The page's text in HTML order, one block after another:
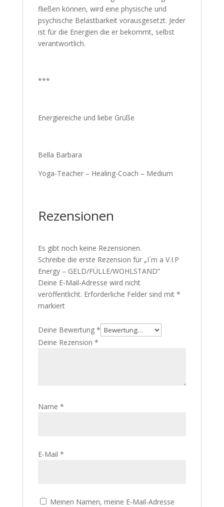
fließen können, wird eine physische und
psychische Belastbarkeit vorausgesetzt. Jeder
ist für die Energien die er bekommt, selbst
verantwortlich.
***
Energiereiche und liebe Grüße
Bella Barbara
Yoga-Teacher – Healing-Coach – Medium
Rezensionen
Es gibt noch keine Rezensionen.
Schreibe die erste Rezension für „I`m a V.I.P
Energy – GELD/FÜLLE/WOHLSTAND“
Deine E-Mail-Adresse wird nicht
veröffentlicht. Erforderliche Felder sind mit *
markiert
Deine Bewertung *
Deine Rezension *
Name *
E-Mail *
Meinen Namen, meine E-Mail-Adresse